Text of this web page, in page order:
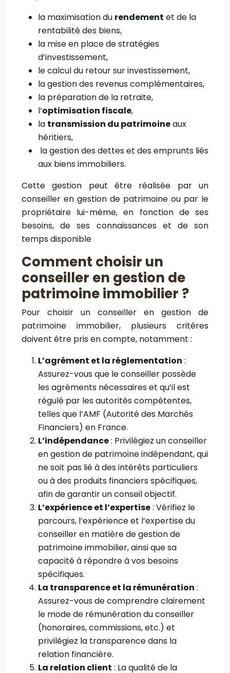
la maximisation du rendement et de la
rentabilité des biens,
la mise en place de stratégies
d’investissement,
le calcul du retour sur investissement,
la gestion des revenus complémentaires,
la préparation de la retraite,
l’optimisation fiscale,
la transmission du patrimoineaux
héritiers,
la gestion des dettes et des emprunts liés
aux biens immobiliers.
Cette gestion peut être réalisée par un
conseiller en gestion de patrimoine ou par le
propriétaire lui-même, en fonction de ses
besoins, de ses connaissances et de son
temps disponible
Comment choisir un
conseiller en gestion de
patrimoine immobilier ?
Pour choisir un conseiller en gestion de
patrimoine immobilier, plusieurs critères
doivent être pris en compte, notamment :
L’agrément et la réglementation :
Assurez-vous que le conseiller possède
les agréments nécessaires et qu’il est
régulé par les autorités compétentes,
telles que l’AMF (Autorité des Marchés
Financiers) en France.
L’indépendance: Privilégiez un conseiller
en gestion de patrimoine indépendant, qui
ne soit pas lié à des intérêts particuliers
ou à des produits financiers spécifiques,
afin de garantir un conseil objectif.
L’expérience et l’expertise: Vérifiez le
parcours, l’expérience et l’expertise du
conseiller en matière de gestion de
patrimoine immobilier, ainsi que sa
capacité à répondre à vos besoins
spécifiques.
La transparence et la rémunération :
Assurez-vous de comprendre clairement
le mode de rémunération du conseiller
(honoraires, commissions, etc.) et
privilégiez la transparence dans la
relation financière.
La relation client : La qualité de la